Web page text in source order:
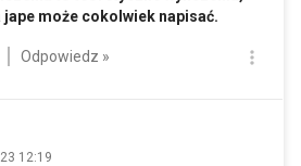
jape może cokolwiek napisać.
Odpowiedz »
12:19